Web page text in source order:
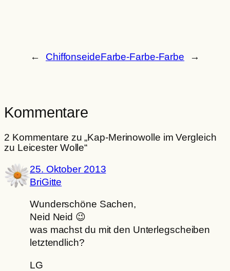
← ChiffonseideFarbe-Farbe-Farbe →
Kommentare
2 Kommentare zu „Kap-Merinowolle im Vergleich
zu Leicester Wolle“
25. Oktober 2013
BriGitte
Wunderschöne Sachen,
Neid Neid 😉
was machst du mit den Unterlegscheiben
letztendlich?
LG